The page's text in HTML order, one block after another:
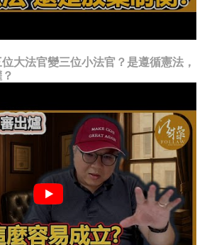
大法官變三位小法官？是遵循憲法，